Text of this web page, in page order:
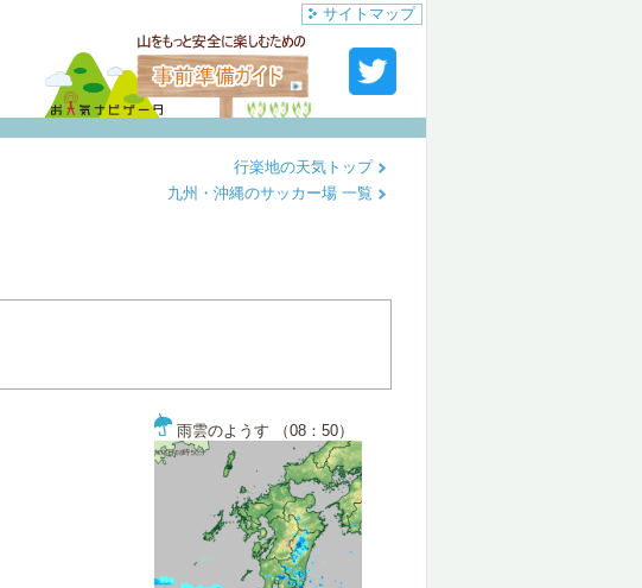
サイトマップ
行楽地の天気トップ
九州・沖縄のサッカー場 一覧
雨雲のようす （08：50）